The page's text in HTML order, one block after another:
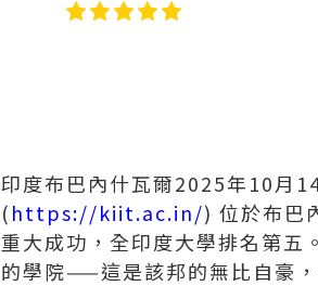
印度布巴內什瓦爾2025年10月
(https://kiit.ac.in/) 位於布巴
重大成功，全印度大學排名第五
的學院——這是該邦的無比自豪